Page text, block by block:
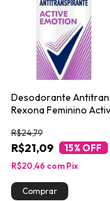
Desodorante
Rexona Feminino
R$21,09
R$24,79
15% OFF
R$20,46 com Pix